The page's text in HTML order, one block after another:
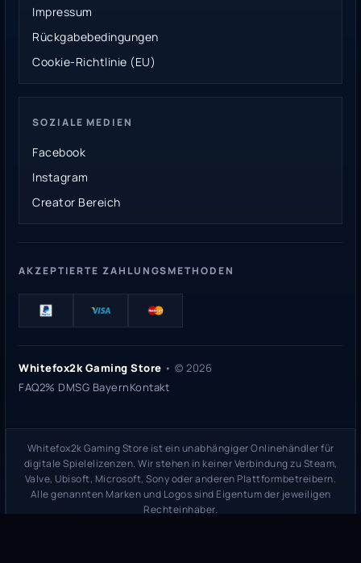
Impressum
Rückgabebedingungen
Cookie-Richtlinie (EU)
SOZIALE MEDIEN
Facebook
Instagram
Creator Bereich
AKZEPTIERTE ZAHLUNGSMETHODEN
Whitefox2k Gaming Store • © 2026
FAQ2% DMSG BayernKontakt
Whitefox2k Gaming Store ist ein unabhängiger Onlinehändler für
digitale Spielelizenzen. Wir stehen in keiner Verbindung zu Steam,
Valve, Ubisoft, Microsoft, Sony oder anderen Plattformbetreibern.
Alle genannten Marken und Logos sind Eigentum der jeweiligen
Rechteinhaber.